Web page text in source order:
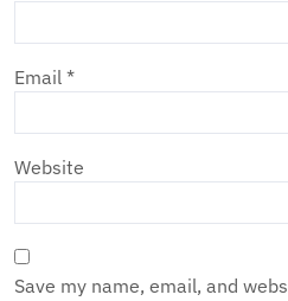
Email *
Website
Save my name, email, and